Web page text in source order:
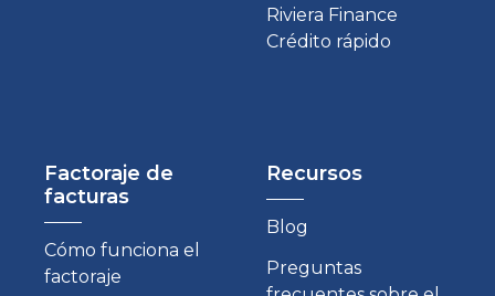
Riviera Finance
Crédito rápido
Factoraje de
facturas
Cómo funciona el
factoraje
Recursos
Blog
Preguntas